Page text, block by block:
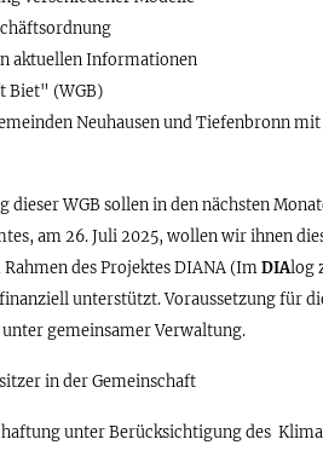
aktuellen Informationen
Biet" (WGB)
Neuhausen und Tiefenbronn mit
dieser WGB sollen in den nächsten
am 26. Juli 2025, wollen wir ihnen
des Projektes DIANA (ImDIAlog
unterstützt. Voraussetzung für
gemeinsamer Verwaltung.
in der Gemeinschaft
unter Berücksichtigung des